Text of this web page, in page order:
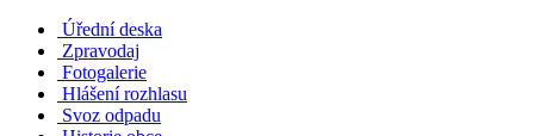
Úřední deska
Zpravodaj
Fotogalerie
Hlášení rozhlasu
Svoz odpadu